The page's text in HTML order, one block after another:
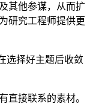
其他参谋，从而扩
研究工程师提供更
选择好主题后收敛
直接联系的素材。